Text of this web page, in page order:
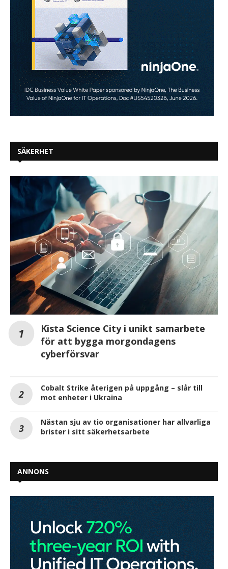
SÄKERHET
Kista Science City i unikt samarbete
för att bygga morgondagens
cyberförsvar
Cobalt Strike återigen på uppgång – slår till
mot enheter i Ukraina
Nästan sju av tio organisationer har allvarliga
brister i sitt säkerhetsarbete
ANNONS